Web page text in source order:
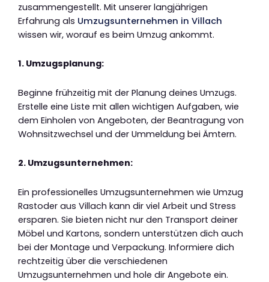
zusammengestellt. Mit unserer langjährigen
Erfahrung als Umzugsunternehmen in Villach
wissen wir, worauf es beim Umzug ankommt.
1. Umzugsplanung:
Beginne frühzeitig mit der Planung deines Umzugs.
Erstelle eine Liste mit allen wichtigen Aufgaben, wie
dem Einholen von Angeboten, der Beantragung von
Wohnsitzwechsel und der Ummeldung bei Ämtern.
2. Umzugsunternehmen:
Ein professionelles Umzugsunternehmen wie Umzug
Rastoder aus Villach kann dir viel Arbeit und Stress
ersparen. Sie bieten nicht nur den Transport deiner
Möbel und Kartons, sondern unterstützen dich auch
bei der Montage und Verpackung. Informiere dich
rechtzeitig über die verschiedenen
Umzugsunternehmen und hole dir Angebote ein.